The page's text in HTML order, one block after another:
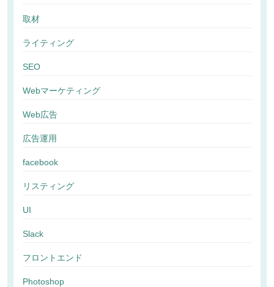
取材
ライティング
SEO
Webマーケティング
Web広告
広告運用
facebook
リスティング
UI
Slack
フロントエンド
Photoshop